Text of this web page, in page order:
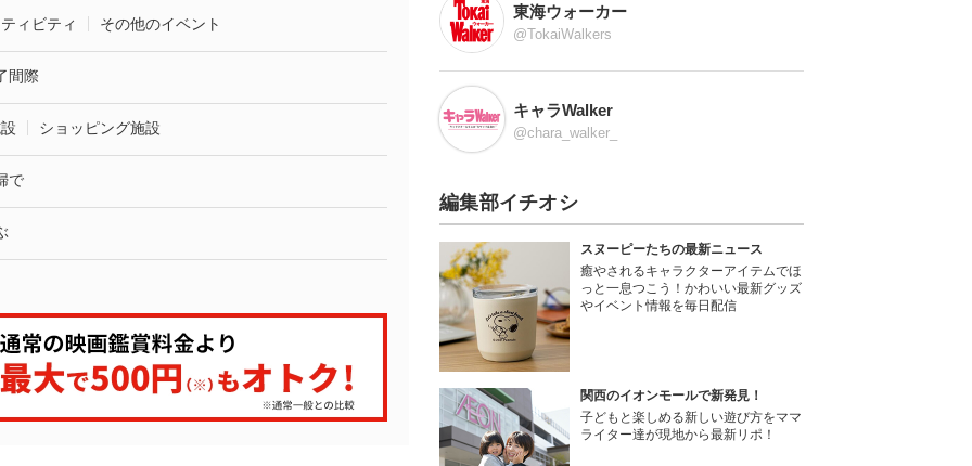
ィビティ その他のイベント
間際
ショッピング施設
で
東海ウォーカー
@TokaiWalkers
キャラWalker
@chara_walker_
編集部イチオシ
スヌーピーたちの最新ニュース
癒やされるキャラクターアイテムでほ
っと一息つこう！かわいい最新グッズ
やイベント情報を毎日配信
関西のイオンモールで新発見！
子どもと楽しめる新しい遊び方をママ
ライター達が現地から最新リポ！